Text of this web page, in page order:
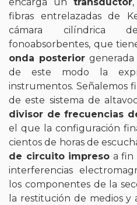
fibras entrelazadas de
cámara cilíndrica
fonoabsorbentes, que
onda posterior
de este modo la
instrumentos. Señalemos
de este sistema de
divisor de frecuencias
el que la configuración
cientos de horas de
de circuito impreso a fin
interferencias
los componentes de la
la restitución de medios y